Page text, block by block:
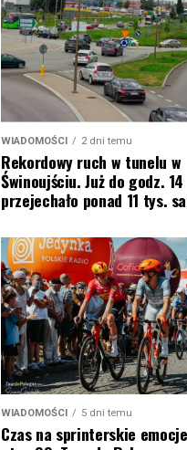
WIADOMOŚCI 2 dni temu
Rekordowy ruch w tunelu w
Świnoujściu. Już do godz. 14
przejechało ponad 11 tys.
WIADOMOŚCI 5 dni temu
Czas na sprinterskie